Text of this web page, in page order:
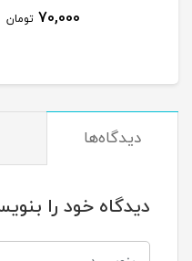
تومان
دیدگاه‌ها
دیدگاه خود را